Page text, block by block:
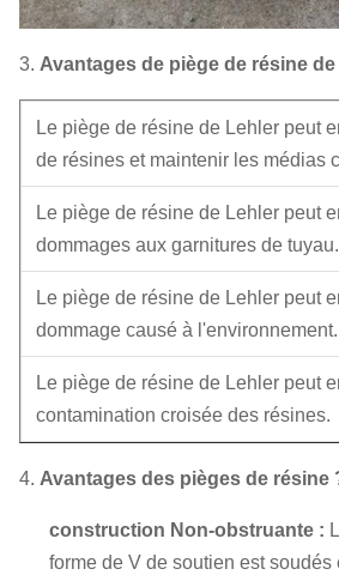
3. Avantages de piège de résine
Le piège de résine de Lehler peut
de résines et maintenir les médias
Le piège de résine de Lehler peut
dommages aux garnitures de tuyau.
Le piège de résine de Lehler peut
dommage causé à l'environnement.
Le piège de résine de Lehler peut
contamination croisée des résines.
4. Avantages des pièges de résine
construction Non-obstruante :
forme de V de soutien est soudés